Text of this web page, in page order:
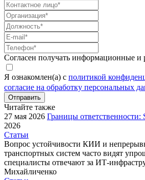
Согласен получать информационные и
Я ознакомлен(а) с политикой
согласие на обработку персональных
Отправить
Читайте также
27 мая 2026 Границы ответственности:
2026
Статьи
Вопрос устойчивости КИИ и
транспортных систем часто видят
специалисты отвечают за ИТ-
Михайличенко